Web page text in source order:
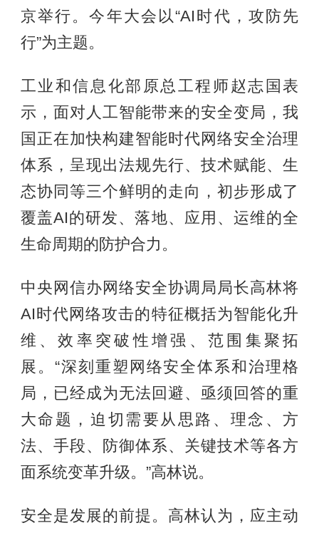
京举行。今年大会以“AI时代，攻防先
行”为主题。
工业和信息化部原总工程师赵志国表
示，面对人工智能带来的安全变局，我
国正在加快构建智能时代网络安全治理
体系，呈现出法规先行、技术赋能、生
态协同等三个鲜明的走向，初步形成了
覆盖AI的研发、落地、应用、运维的全
生命周期的防护合力。
中央网信办网络安全协调局局长高林将
AI时代网络攻击的特征概括为智能化升
维、效率突破性增强、范围集聚拓
展。“深刻重塑网络安全体系和治理格
局，已经成为无法回避、亟须回答的重
大命题，迫切需要从思路、理念、方
法、手段、防御体系、关键技术等各方
面系统变革升级。”高林说。
安全是发展的前提。高林认为，应主动